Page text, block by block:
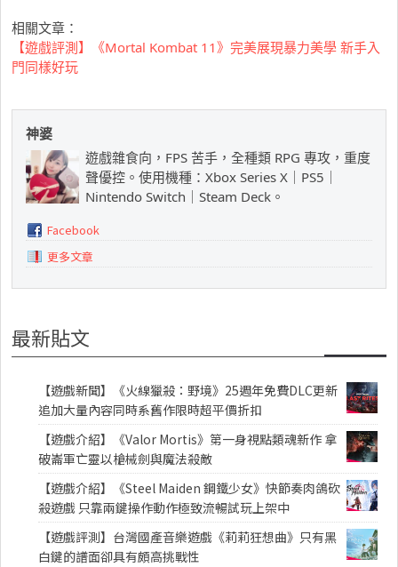
相關文章：
【遊戲評測】《Mortal Kombat 11》完美展現暴力美學 新手入
門同樣好玩
神婆
遊戲雜食向，FPS 苦手，全種類 RPG 專攻，重度
聲優控。使用機種：Xbox Series X｜PS5｜
Nintendo Switch｜Steam Deck。
Facebook
更多文章
最新貼文
【遊戲新聞】《火線獵殺：野境》25週年免費DLC更新
追加大量內容同時系舊作限時超平價折扣
【遊戲介紹】《Valor Mortis》第一身視點類魂新作 拿
破崙軍亡靈以槍械劍與魔法殺敵
【遊戲介紹】《Steel Maiden 鋼鐵少女》快節奏肉鴿砍
殺遊戲 只靠兩鍵操作動作極致流暢試玩上架中
【遊戲評測】台灣國產音樂遊戲《莉莉狂想曲》只有黑
白鍵的譜面卻具有頗高挑戰性